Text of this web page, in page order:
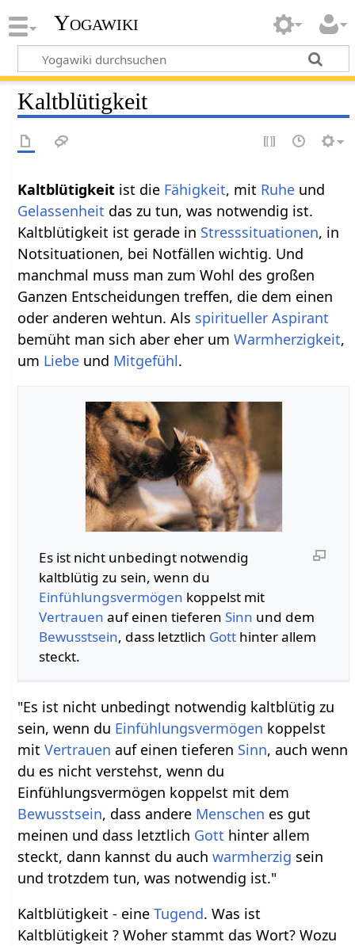
Yogawiki
Kaltblütigkeit
Kaltblütigkeit ist die Fähigkeit, mit Ruhe und
Gelassenheit das zu tun, was notwendig ist.
Kaltblütigkeit ist gerade in Stresssituationen, in
Notsituationen, bei Notfällen wichtig. Und
manchmal muss man zum Wohl des großen
Ganzen Entscheidungen treffen, die dem einen
oder anderen wehtun. Als spiritueller Aspirant
bemüht man sich aber eher umWarmherzigkeit,
um Liebe und Mitgefühl.
Es ist nicht unbedingt notwendig
kaltblütig zu sein, wenn du
Einfühlungsvermögen koppelst mit
Vertrauen auf einen tieferen Sinn und dem
Bewusstsein, dass letztlich Gotthinter allem
steckt.
"Es ist nicht unbedingt notwendig kaltblütig zu
sein, wenn du Einfühlungsvermögen koppelst
mitVertrauen auf einen tieferen Sinn, auch wenn
du es nicht verstehst, wenn du
Einfühlungsvermögen koppelst mit dem
Bewusstsein, dass andere Menschen es gut
meinen und dass letztlich Gott hinter allem
steckt, dann kannst du auchwarmherzig sein
und trotzdem tun, was notwendig ist."
Kaltblütigkeit - eineTugend. Was ist
Kaltblütigkeit ? Woher stammt das Wort? Wozu